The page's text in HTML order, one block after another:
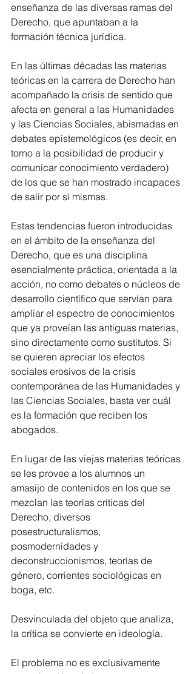
enseñanza de las diversas ramas del
Derecho, que apuntaban a la
formación técnica jurídica.
En las últimas décadas las materias
teóricas en la carrera de Derecho han
acompañado la crisis de sentido que
afecta en general a las Humanidades
y las Ciencias Sociales, abismadas en
debates epistemológicos (es decir, en
torno a la posibilidad de producir y
comunicar conocimiento verdadero)
de los que se han mostrado incapaces
de salir por sí mismas.
Estas tendencias fueron introducidas
en el ámbito de la enseñanza del
Derecho, que es una disciplina
esencialmente práctica, orientada a la
acción, no como debates o núcleos de
desarrollo científico que servían para
ampliar el espectro de conocimientos
que ya proveían las antiguas materias,
sino directamente como sustitutos. Si
se quieren apreciar los efectos
sociales erosivos de la crisis
contemporánea de las Humanidades y
las Ciencias Sociales, basta ver cuál
es la formación que reciben los
abogados.
En lugar de las viejas materias teóricas
se les provee a los alumnos un
amasijo de contenidos en los que se
mezclan las teorías críticas del
Derecho, diversos
posestructuralismos,
posmodernidades y
deconstruccionismos, teorías de
género, corrientes sociológicas en
boga, etc.
Desvinculada del objeto que analiza,
la crítica se convierte en ideología.
El problema no es exclusivamente